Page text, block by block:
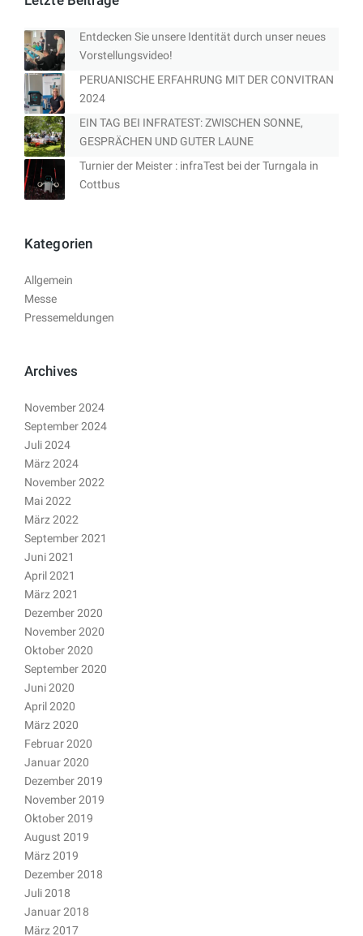
Entdecken Sie unsere Identität durch unser neues
Vorstellungsvideo!
PERUANISCHE ERFAHRUNG MIT DER CONVITRAN
2024
EIN TAG BEI INFRATEST: ZWISCHEN SONNE,
GESPRÄCHEN UND GUTER LAUNE
Turnier der Meister : infraTest bei der Turngala in
Cottbus
Kategorien
Allgemein
Messe
Pressemeldungen
Archives
November 2024
September 2024
Juli 2024
März 2024
November 2022
Mai 2022
März 2022
September 2021
Juni 2021
April 2021
März 2021
Dezember 2020
November 2020
Oktober 2020
September 2020
Juni 2020
April 2020
März 2020
Februar 2020
Januar 2020
Dezember 2019
November 2019
Oktober 2019
August 2019
März 2019
Dezember 2018
Juli 2018
Januar 2018
März 2017